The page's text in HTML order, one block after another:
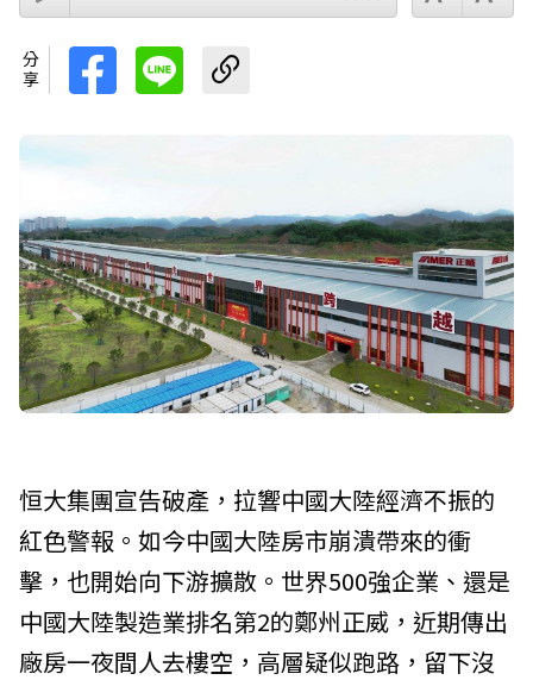
分享
恒大集團宣告破產，拉響中國大陸經濟不振的
紅色警報。如今中國大陸房市崩潰帶來的衝
擊，也開始向下游擴散。世界500強企業、還是
中國大陸製造業排名第2的鄭州正威，近期傳出
廠房一夜間人去樓空，高層疑似跑路，留下沒